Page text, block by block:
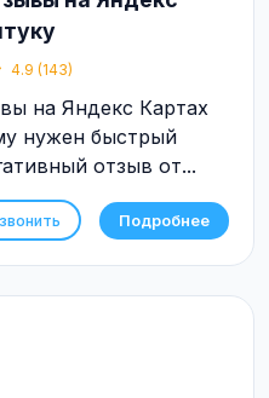
4.9 (143)
на Яндекс Картах
нужен быстрый
отзыв от...
Подробнее